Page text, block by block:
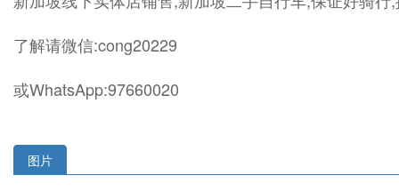
了解请微信:cong20229
或WhatsApp:97660020
图片